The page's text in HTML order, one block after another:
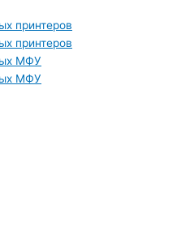
принтеров
принтеров
МФУ
МФУ